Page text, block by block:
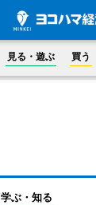
見る・遊ぶ 買う
学ぶ・知る